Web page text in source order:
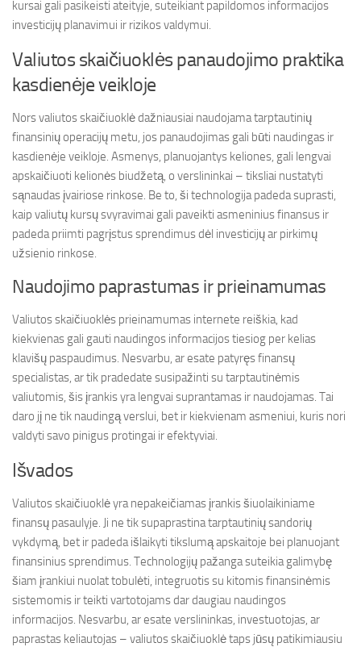
kursai gali pasikeisti ateityje, suteikiant papildomos informacijos
investicijų planavimui ir rizikos valdymui.
Valiutos skaičiuoklės panaudojimo praktika
kasdienėje veikloje
Nors valiutos skaičiuoklė dažniausiai naudojama tarptautinių
finansinių operacijų metu, jos panaudojimas gali būti naudingas ir
kasdienėje veikloje. Asmenys, planuojantys keliones, gali lengvai
apskaičiuoti kelionės biudžetą, o verslininkai – tiksliai nustatyti
sąnaudas įvairiose rinkose. Be to, ši technologija padeda suprasti,
kaip valiutų kursų svyravimai gali paveikti asmeninius finansus ir
padeda priimti pagrįstus sprendimus dėl investicijų ar pirkimų
užsienio rinkose.
Naudojimo paprastumas ir prieinamumas
Valiutos skaičiuoklės prieinamumas internete reiškia, kad
kiekvienas gali gauti naudingos informacijos tiesiog per kelias
klavišų paspaudimus. Nesvarbu, ar esate patyręs finansų
specialistas, ar tik pradedate susipažinti su tarptautinėmis
valiutomis, šis įrankis yra lengvai suprantamas ir naudojamas. Tai
daro jį ne tik naudingą verslui, bet ir kiekvienam asmeniui, kuris nori
valdyti savo pinigus protingai ir efektyviai.
Išvados
Valiutos skaičiuoklė yra nepakeičiamas įrankis šiuolaikiniame
finansų pasaulyje. Ji ne tik supaprastina tarptautinių sandorių
vykdymą, bet ir padeda išlaikyti tikslumą apskaitoje bei planuojant
finansinius sprendimus. Technologijų pažanga suteikia galimybę
šiam įrankiui nuolat tobulėti, integruotis su kitomis finansinėmis
sistemomis ir teikti vartotojams dar daugiau naudingos
informacijos. Nesvarbu, ar esate verslininkas, investuotojas, ar
paprastas keliautojas – valiutos skaičiuoklė taps jūsų patikimiausiu